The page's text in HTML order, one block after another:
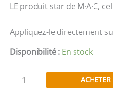
LE produit star de M·A·C,
Appliquez-le directement
Disponibilité : En stock
quantité
de
ACHETER